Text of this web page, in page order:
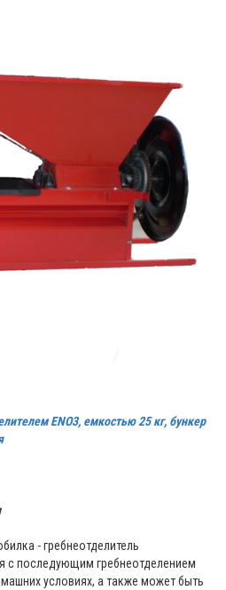
ENO3, емкостью 25 кг, бункер
- гребнеотделитель
с последующим гребнеотделением
условиях, а также может быть